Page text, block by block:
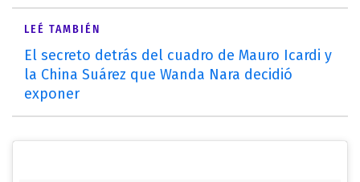
LEÉ TAMBIÉN
El secreto detrás del cuadro de Mauro Icardi y
la China Suárez que Wanda Nara decidió
exponer